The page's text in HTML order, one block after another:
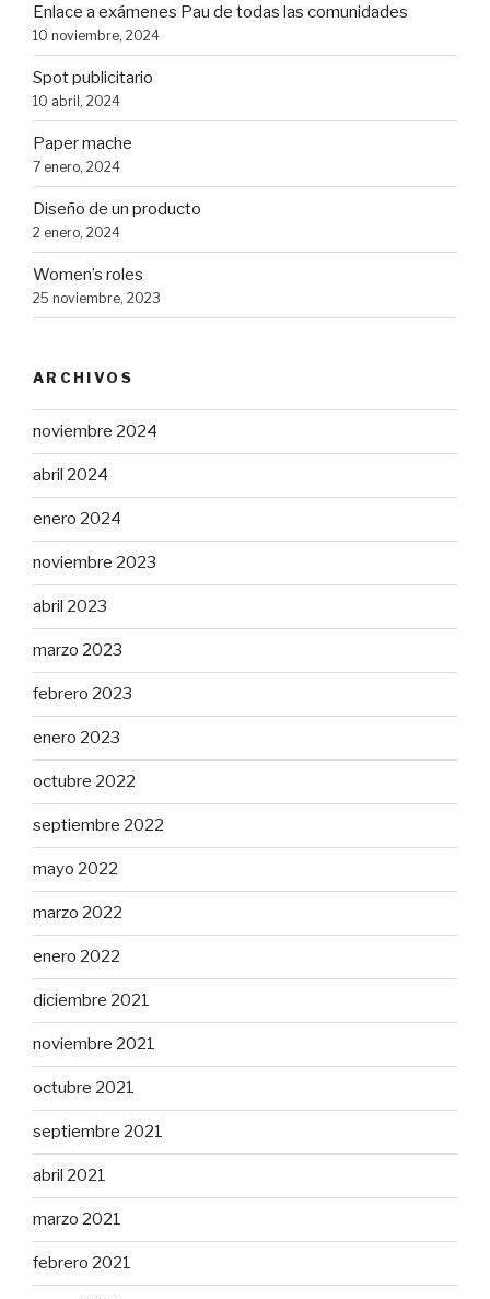
Enlace a exámenes Pau de todas las comunidades
10 noviembre, 2024
Spot publicitario
10 abril, 2024
Paper mache
7 enero, 2024
Diseño de un producto
2 enero, 2024
Women’s roles
25 noviembre, 2023
ARCHIVOS
noviembre 2024
abril 2024
enero 2024
noviembre 2023
abril 2023
marzo 2023
febrero 2023
enero 2023
octubre 2022
septiembre 2022
mayo 2022
marzo 2022
enero 2022
diciembre 2021
noviembre 2021
octubre 2021
septiembre 2021
abril 2021
marzo 2021
febrero 2021